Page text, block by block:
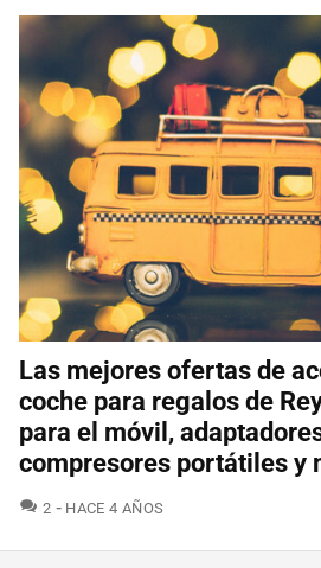
Las mejores ofertas de
coche para regalos de
para el móvil,
compresores portátiles y
2 COMENTARIOS
HACE 4 AÑOS